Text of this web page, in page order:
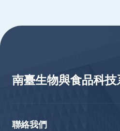
南臺生物與食品科
聯絡我們